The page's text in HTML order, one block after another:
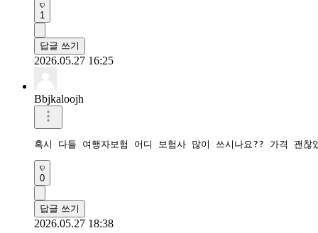
1
답글 쓰기
2026.05.27 16:25
Bbjkaloojh
혹시 다들 여행자보험 어디 보험사 많이 쓰시나요?? 가격 괜찮
0
답글 쓰기
2026.05.27 18:38